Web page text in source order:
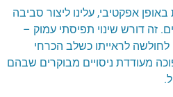
אפקטיבי, עלינו ליצור סביבה
זה דורש שינוי תפיסתי עמוק –
לחולשה לראייתו כשלב הכרחי
מעודדת ניסויים מבוקרים שבהם